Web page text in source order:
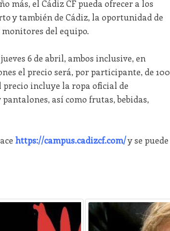
más, el Cádiz CF pueda ofrecer a los
y también de Cádiz, la oportunidad de
del equipo.
6 de abril, ambos inclusive, en
el precio será, por participante, de 100
precio incluye la ropa oficial de
así como frutas, bebidas,
https://campus.cadizcf.com/y se puede